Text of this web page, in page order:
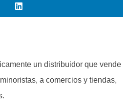
un distribuidor que vende
a comercios y tiendas,